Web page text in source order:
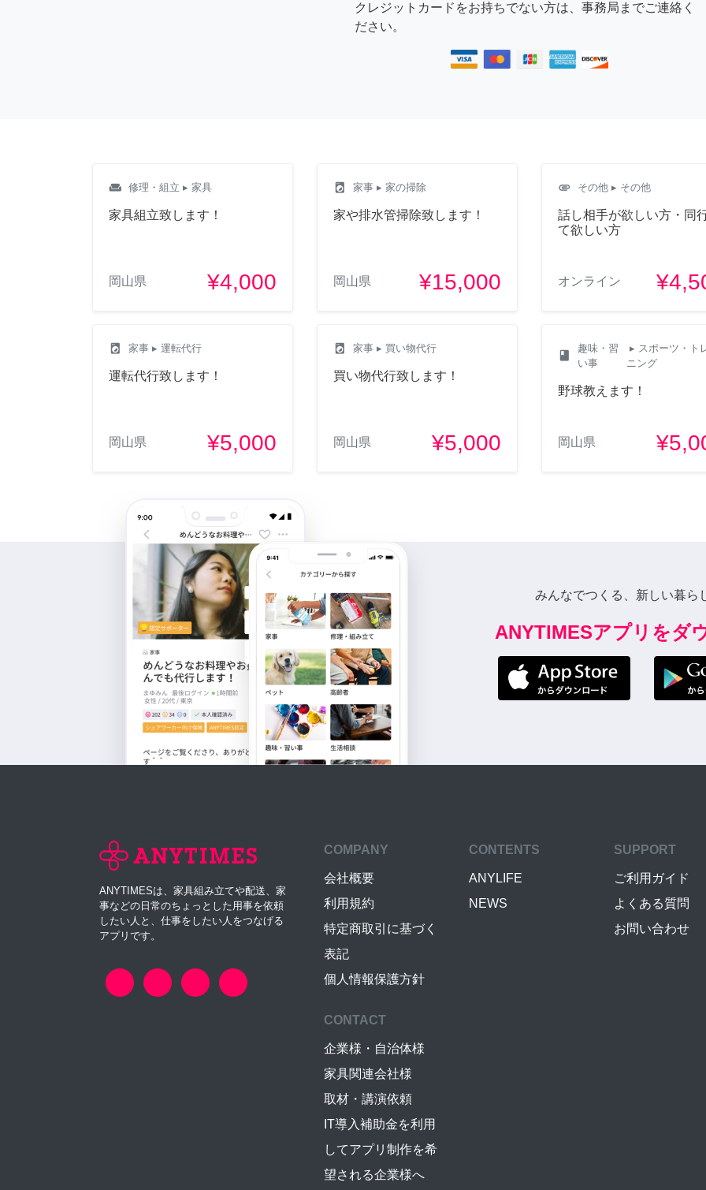
クレジットカードをお持ちでない方は、事務局までご連絡く
ださい。
weekend 修理・組立 ▸ 家具
家具組立致します！
岡山県 ¥4,000
local_laundry_service 家事 ▸ 家の掃除
家や排水管掃除致します！
岡山県 ¥15,000
attachment その他 ▸ その他
話し相手が欲しい方・同
て欲しい方
オンライン
local_laundry_service 家事 ▸ 運転代行
運転代行致します！
岡山県 ¥5,000
local_laundry_service 家事 ▸ 買い物代行
買い物代行致します！
岡山県 ¥5,000
class
趣味・習
い事
▸ スポーツ・ト
ニング
野球教えます！
岡山県
みんなでつくる、新しい暮ら
ANYTIMESアプリをダ
ANYTIMESは、家具組み立てや配送、家
事などの日常のちょっとした用事を依頼
したい人と、仕事をしたい人をつなげる
アプリです。
COMPANY
会社概要
利用規約
特定商取引に基づく
表記
個人情報保護方針
CONTENTS
ANYLIFE
NEWS
SUPPORT
ご利用ガイド
よくある質問
お問い合わせ
CONTACT
企業様・自治体様
家具関連会社様
取材・講演依頼
IT導入補助金を利用
してアプリ制作を希
望される企業様へ